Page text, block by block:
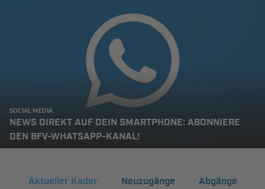
SOCIAL MEDIA
NEWS DIREKT AUF DEIN SMARTPHONE: ABONNIERE
DEN BFV-WHATSAPP-KANAL!
Aktueller Kader Neuzugänge Abgänge